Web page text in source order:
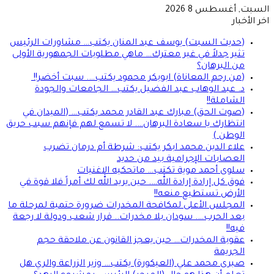
السبت, أغسطس 8 2026
اخر الأخبار
(حديث السبت) يوسف عبد المنان يكتب… مشاورات الرئيس
تثير جدلاً في غير معترك… ماهي مطلوبات الجمهورية الأولى
من البرهان؟
(من رحم المعاناة) ابوبكر محمود يكتب…. سبت أخضر!!
د. عبد الوهاب عبد الفضيل يكتب… الجامعات والجودة
الشاملة!!
(صوت الحق) مبارك عبد القادر محمد يكتب… (الميدان في
انتظارك يا سعادة البرهان…. لا تسمع لهم فإنهم سبب حريق
الوطن )
علاء الدين محمد ابكر يكتب: شرطة أم درمان تضرب
العصابات الإجرامية بيد من حديد
سلوى أحمد موية تكتب… ماتحكيه الاغنيات
فوق كل إرادة إرادة الله…. حين يريد الله لك أمراً فلا قوة في
الأرض تستطيع منعه!!
المجلس الأعلى لمكافحة المخدرات ضرورة حتمية لمرحلة ما
بعد الحرب…. سودان بلا مخدرات.. قرار شعب ودولة لا رجعة
فيه!!
عقوبة المخدرات… حين يعجز القانون عن ملاحقة حجم
الجريمة
صبرى محمد علي (العيكورة) يكتب… وزير الزراعة والري هل